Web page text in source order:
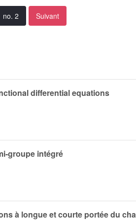
no. 2 Suivant
differential equations
groupe intégré
à longue et courte portée du